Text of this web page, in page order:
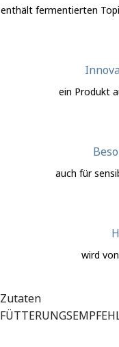
enthält fermentierten
ein Produkt
auch für
wird
Zutaten